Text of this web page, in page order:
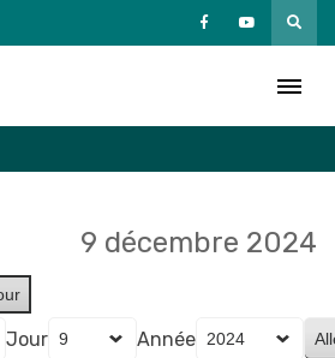
9 décembre 2024
Jour
Année